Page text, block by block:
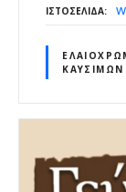
ΙΣΤΟΣΕΛΊΔΑ
ΚΑΥΣΊΜΩΝ